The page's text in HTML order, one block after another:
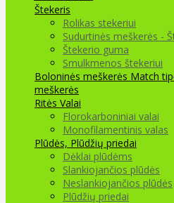
Štekeris
Rolikas stekeriui
Sudurtinės meškerės -
Štekerio guma
Smulkmenos štekeriui
Boloninės meškerės Match
meškerės
Ritės Valai
Florokarboniniai valai
Monofilamentinis valas
Plūdės, Plūdžių priedai
Dėklai plūdėms
Slankiojančios plūdės
Neslankiojančios plūdės
Plūdžių priedai